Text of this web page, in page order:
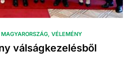
MAGYARORSZÁG VÉLEMÉNY
válságkezelésből